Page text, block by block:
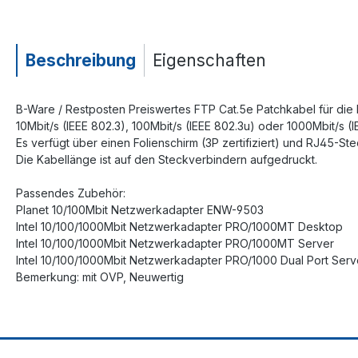
Beschreibung Eigenschaften
B-Ware / Restposten Preiswertes FTP Cat.5e Patchkabel für
10Mbit/s (IEEE 802.3), 100Mbit/s (IEEE 802.3u) oder 1000Mbit/s
Es verfügt über einen Folienschirm (3P zertifiziert) und RJ45-
Die Kabellänge ist auf den Steckverbindern aufgedruckt.
Passendes Zubehör:
Planet 10/100Mbit Netzwerkadapter ENW-9503
Intel 10/100/1000Mbit Netzwerkadapter PRO/1000MT Desktop
Intel 10/100/1000Mbit Netzwerkadapter PRO/1000MT Server
Intel 10/100/1000Mbit Netzwerkadapter PRO/1000 Dual Port
Bemerkung: mit OVP, Neuwertig